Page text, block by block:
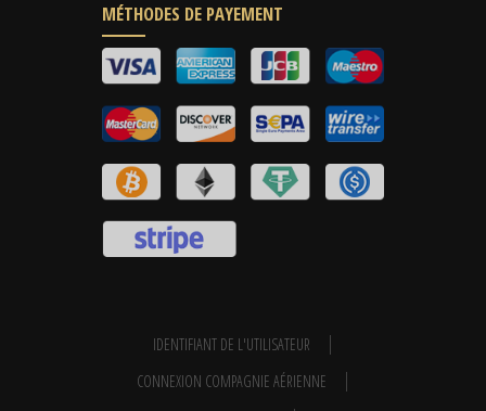
MÉTHODES DE PAYEMENT
IDENTIFIANT DE L'UTILISATEUR
CONNEXION COMPAGNIE AÉRIENNE